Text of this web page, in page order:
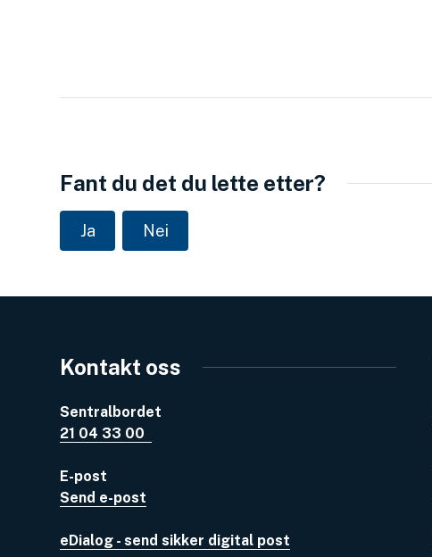
Fant du det du lette etter?
Ja Nei
Kontakt oss
Sentralbordet
21 04 33 00
E-post
Send e-post
eDialog - send sikker digital post